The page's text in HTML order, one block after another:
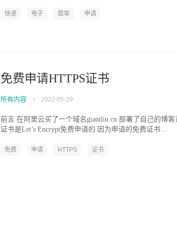
快递 电子 面单 申请
免费申请HTTPS证书
所有内容 • 2022-05-29
前言 在阿里云买了一个域名giantliu.cn 部署了自己的博客
证书是Let’s Encrypt免费申请的 因为申请的免费证书...
免费 申请 HTTPS 证书